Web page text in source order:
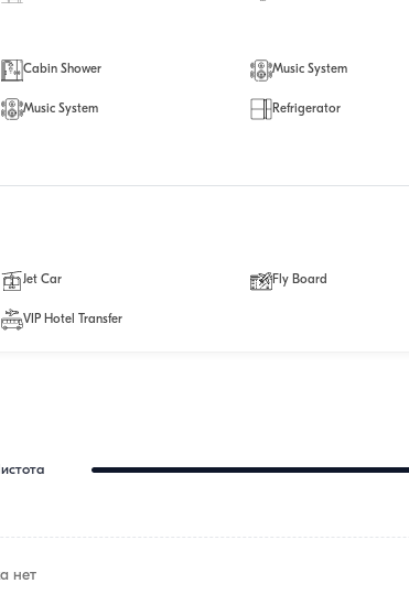
Cabin Shower Music System
Music System Refrigerator
Jet Car Fly Board
VIP Hotel Transfer
нет